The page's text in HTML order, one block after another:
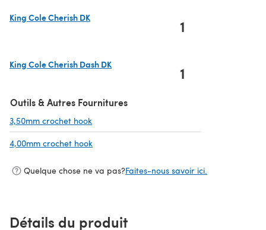
King Cole Cherish DK
1
King Cole Cherish Dash DK
1
Outils & Autres Fournitures
3,50mm crochet hook
4,00mm crochet hook
Quelque chose ne va pas?Faites-nous savoir ici.
Détails du produit